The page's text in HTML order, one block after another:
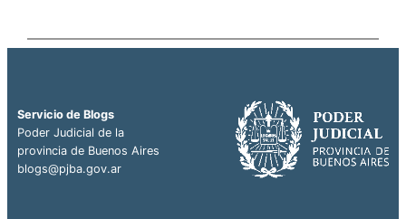
Servicio de Blogs
Poder Judicial de la
provincia de Buenos Aires
blogs@pjba.gov.ar